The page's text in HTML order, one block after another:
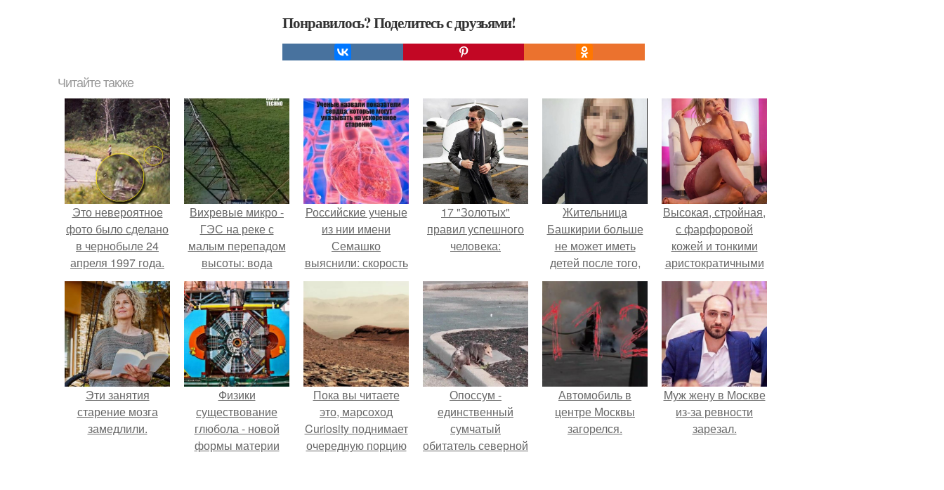
Понравилось? Поделитесь с друзьями!
Читайте также
Это невероятное
фото было сделано
в чернобыле 24
апреля 1997 года.
Вихревые микро -
ГЭС на реке с
малым перепадом
высоты: вода
закручивается в
бетонной камере и
вращает
вертикальную
турбину.
Российские ученые
из нии имени
Семашко
выяснили: скорость
старения напрямую
зависит от
состояния сосудов
и работы сердца.
17 "Золотых"
правил успешного
человека:
Жительница
Башкирии больше
не может иметь
детей после того,
как медики сделали
ей аборт на шестом
месяце
беременности и
оставили в матке
плаценту.
Высокая, стройная,
с фарфоровой
кожей и тонкими
аристократичными
чертами, эль
выглядит так, будто
сошла с полотна
художника.
Эти занятия
старение мозга
замедлили.
Физики
существование
глюбола - новой
формы материи
Пока вы читаете
это, марсоход
Curiosity поднимает
очередную порцию
Опоссум -
единственный
сумчатый
обитатель северной
Автомобиль в
центре Москвы
загорелся.
Mуж жену в Москве
из-за ревности
зарезал.